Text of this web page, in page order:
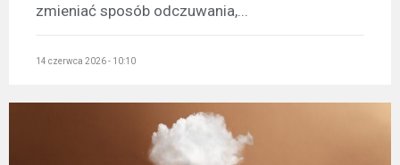
zmieniać sposób odczuwania,...
14 czerwca 2026 - 10:10